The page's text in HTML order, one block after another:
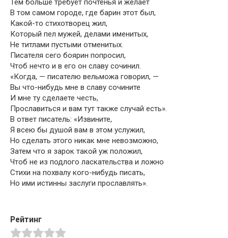
Тем больше требует почтенья и желает
В том самом городе, где барин этот был,
Какой-то стихотворец жил,
Который пел мужей, делами именитых,
Не титлами пустыми отменитых.
Писателя сего боярин попросил,
Чтоб нечто и в его он славу сочинил.
«Когда, — писателю вельможа говорил, —
Вы что-нибудь мне в славу сочините
И мне ту сделаете честь,
Прославиться и вам тут также случай есть».
В ответ писатель: «Извините,
Я всею бы душой вам в этом услужил,
Но сделать этого никак мне невозможно,
Затем что я зарок такой уж положил,
Чтоб не из подлого ласкательства и ложно
Стихи на похвалу кого-нибудь писать,
Но ими истинны заслуги прославлять».
Рейтинг